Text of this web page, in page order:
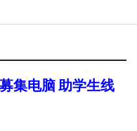
集电脑 助学生线